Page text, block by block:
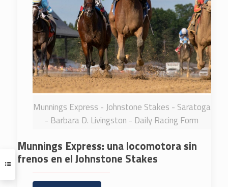
Munnings Express - Johnstone Stakes - Saratoga
- Barbara D. Livingston - Daily Racing Form
Munnings Express: una locomotora sin
frenos en el Johnstone Stakes